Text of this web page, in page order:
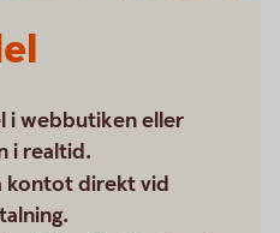
i webbutiken eller
i realtid.
kontot direkt vid